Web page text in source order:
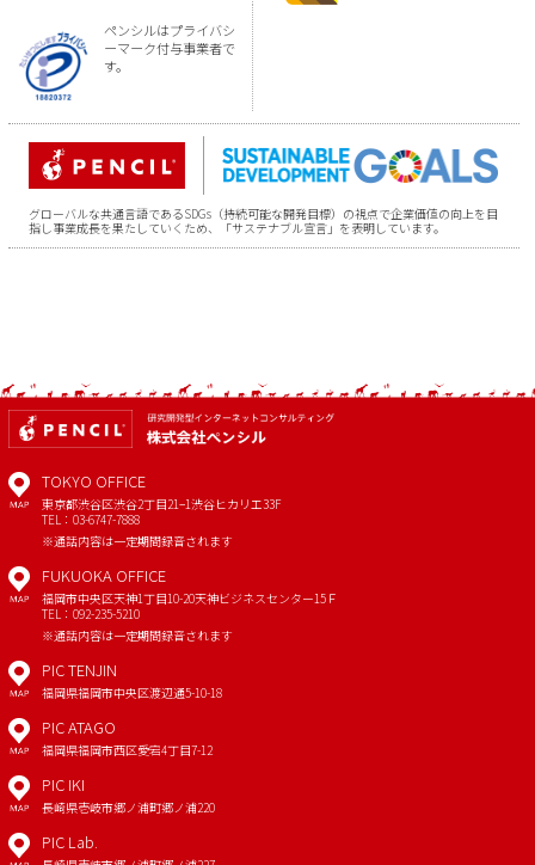
ペンシルはプライバシ
ーマーク付与事業者で
す。
グローバルな共通言語であるSDGs（持続可能な開発目標）の視点で企業価値の向上を目
指し事業成長を果たしていくため、「サステナブル宣言」を表明しています。
MAP
TOKYO OFFICE
東京都渋谷区渋谷2丁目21−1渋谷ヒカリエ33F
TEL：03-6747-7888
※通話内容は一定期間録音されます
MAP
FUKUOKA OFFICE
福岡市中央区天神1丁目10-20天神ビジネスセンター15Ｆ
TEL：092-235-5210
※通話内容は一定期間録音されます
MAP
PIC TENJIN
福岡県福岡市中央区渡辺通5-10-18
MAP
PIC ATAGO
福岡県福岡市西区愛宕4丁目7-12
MAP
PIC IKI
長崎県壱岐市郷ノ浦町郷ノ浦220
PIC Lab.